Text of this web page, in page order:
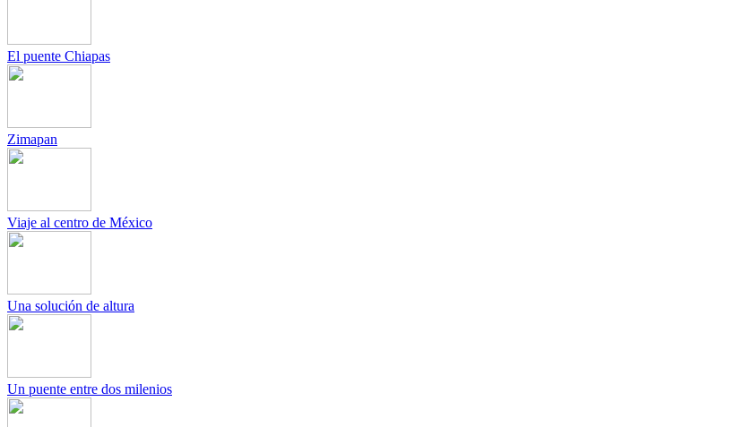
El puente Chiapas
Zimapan
Viaje al centro de México
Una solución de altura
Un puente entre dos milenios